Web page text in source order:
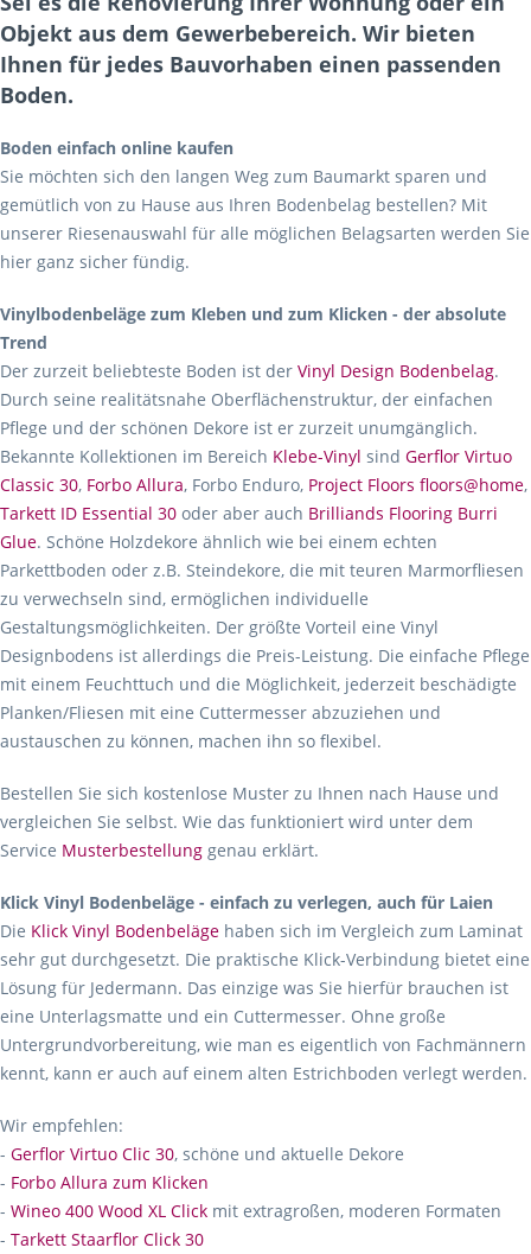
Objekt aus dem Gewerbebereich. Wir bieten
Ihnen für jedes Bauvorhaben einen passenden
Boden.
Boden einfach online kaufen
Sie möchten sich den langen Weg zum Baumarkt sparen und
gemütlich von zu Hause aus Ihren Bodenbelag bestellen? Mit
unserer Riesenauswahl für alle möglichen Belagsarten werden Sie
hier ganz sicher fündig.
Vinylbodenbeläge zum Kleben und zum Klicken - der absolute
Trend
Der zurzeit beliebteste Boden ist der Vinyl Design Bodenbelag.
Durch seine realitätsnahe Oberflächenstruktur, der einfachen
Pflege und der schönen Dekore ist er zurzeit unumgänglich.
Bekannte Kollektionen im Bereich Klebe-Vinyl sind Gerflor Virtuo
Classic 30, Forbo Allura, Forbo Enduro, Project Floors floors@home,
Tarkett ID Essential 30 oder aber auch Brilliands Flooring Burri
Glue. Schöne Holzdekore ähnlich wie bei einem echten
Parkettboden oder z.B. Steindekore, die mit teuren Marmorfliesen
zu verwechseln sind, ermöglichen individuelle
Gestaltungsmöglichkeiten. Der größte Vorteil eine Vinyl
Designbodens ist allerdings die Preis-Leistung. Die einfache Pflege
mit einem Feuchttuch und die Möglichkeit, jederzeit beschädigte
Planken/Fliesen mit eine Cuttermesser abzuziehen und
austauschen zu können, machen ihn so flexibel.
Bestellen Sie sich kostenlose Muster zu Ihnen nach Hause und
vergleichen Sie selbst. Wie das funktioniert wird unter dem
Service Musterbestellung genau erklärt.
Klick Vinyl Bodenbeläge - einfach zu verlegen, auch für Laien
Die Klick Vinyl Bodenbeläge haben sich im Vergleich zum Laminat
sehr gut durchgesetzt. Die praktische Klick-Verbindung bietet eine
Lösung für Jedermann. Das einzige was Sie hierfür brauchen ist
eine Unterlagsmatte und ein Cuttermesser. Ohne große
Untergrundvorbereitung, wie man es eigentlich von Fachmännern
kennt, kann er auch auf einem alten Estrichboden verlegt werden.
Wir empfehlen:
- Gerflor Virtuo Clic 30, schöne und aktuelle Dekore
- Forbo Allura zum Klicken
- Wineo 400 Wood XL Click mit extragroßen, moderen Formaten
- Tarkett Staarflor Click 30